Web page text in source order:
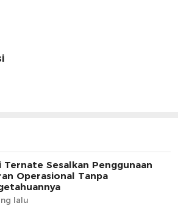
Ternate Sesalkan Penggunaan
Operasional Tanpa
lalu